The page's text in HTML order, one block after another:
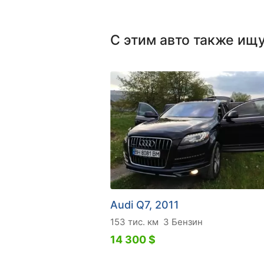
С этим авто также
Audi Q7, 2011
153 тис. км 3 Бензин
14 300 $